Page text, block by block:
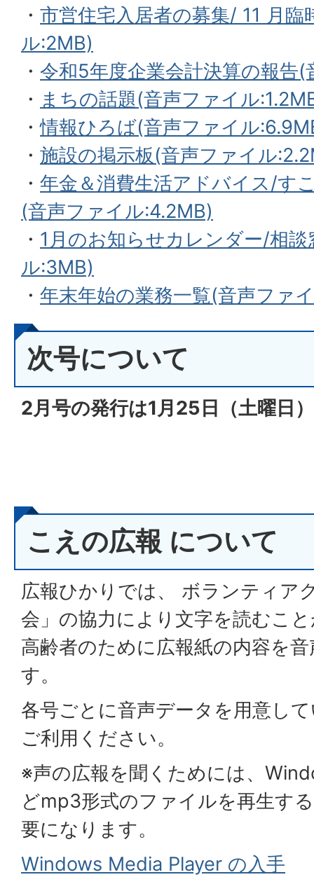
・ 市営住宅入居者の募集/ 11 月臨
ル:2MB)
・ 令和5年度企業会計決算の報告(
・ まちの話題(音声ファイル
・情報ひろば(音声ファイル
・ 施設の掲示板(音声ファイル
・ 年金＆消費生活アドバイス/す
(音声ファイル:4.2MB)
・ 1月のお知らせカレンダー/相
ル:3MB)
・ 年末年始の業務一覧(音声ファ
次号について
2月号の発行は1月25 日（土曜日
こえの広報 について
広報ひかりでは、 ボランティア
会」の協力により文字を読むこ
高齢者のために広報紙の内容を
す。
各号ごとに音声データを用意し
ご利用ください。
※声の広報を聞くためには、
どmp3形式のファイルを再生す
要になります。
Windows Media Player の入手